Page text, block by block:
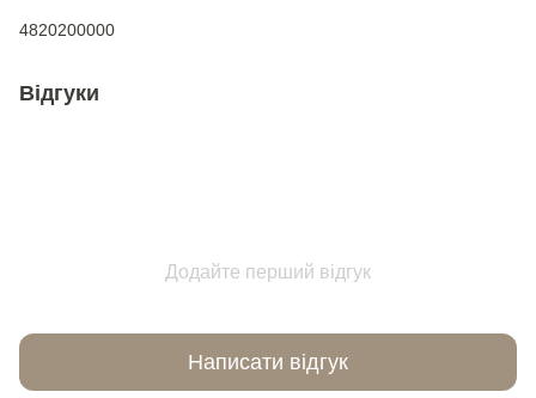
4820200000
Відгуки
Додайте перший відгук
Написати відгук